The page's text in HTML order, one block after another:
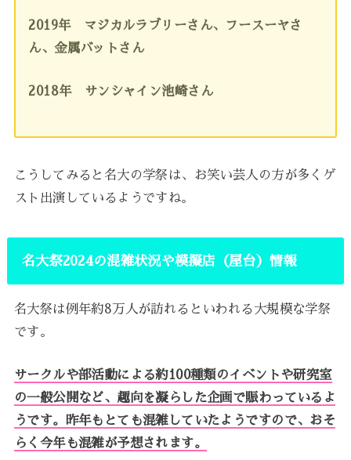
2019年 マジカルラブリーさん、フースーヤさ
ん、金属バットさん
2018年 サンシャイン池崎さん
こうしてみると名大の学祭は、お笑い芸人の方が多くゲ
スト出演しているようですね。
名大祭2024の混雑状況や模擬店（屋台）情報
名大祭は例年約8万人が訪れるといわれる大規模な学祭
です。
サークルや部活動による約100種類のイベントや研究室
の一般公開など、趣向を凝らした企画で賑わっているよ
うです。昨年もとても混雑していたようですので、おそ
らく今年も混雑が予想されます。